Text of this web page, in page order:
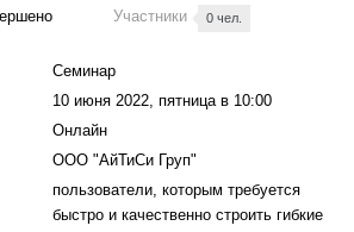
Участники 0 чел.
Семинар
10 июня 2022, пятница в 10:00
Онлайн
ООО "АйТиСи Груп"
пользователи, которым требуется
быстро и качественно строить гибкие